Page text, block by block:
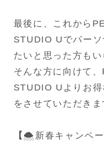
最後に、これから
STUDIO Uでパー
たいと思った方もい
そんな方に向けて
STUDIO Uよりお
をさせていただきま
【 🌨️新春キャンペー